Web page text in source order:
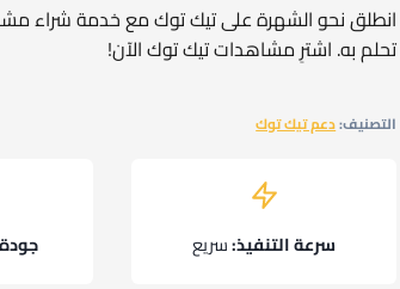
5 بناءً على
تقييم عملاء
انطلق نحو الشهرة على تيك توك مع خدمة شراء
تحلم به. اشترِ مشاهدات تيك توك الآن!
التصنيف:دعم تيك توك
سرعة التنفيذ:سريع